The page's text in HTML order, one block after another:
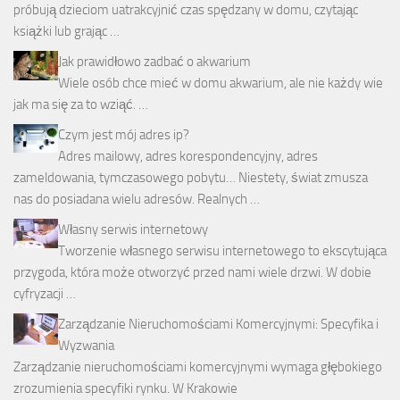
próbują dzieciom uatrakcyjnić czas spędzany w domu, czytając
książki lub grając …
Jak prawidłowo zadbać o akwarium
Wiele osób chce mieć w domu akwarium, ale nie każdy wie
jak ma się za to wziąć. …
Czym jest mój adres ip?
Adres mailowy, adres korespondencyjny, adres
zameldowania, tymczasowego pobytu… Niestety, świat zmusza
nas do posiadana wielu adresów. Realnych …
Własny serwis internetowy
Tworzenie własnego serwisu internetowego to ekscytująca
przygoda, która może otworzyć przed nami wiele drzwi. W dobie
cyfryzacji …
Zarządzanie Nieruchomościami Komercyjnymi: Specyfika i
Wyzwania
Zarządzanie nieruchomościami komercyjnymi wymaga głębokiego
zrozumienia specyfiki rynku. W Krakowie